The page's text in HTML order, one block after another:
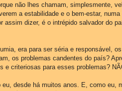
não lhes chamam, simplesmente,
a estabilidade e o bem-estar,
assim dizer, é o intrépido salvador do
era para ser séria e responsável,
os problemas candentes do país?
e criteriosas para esses problemas?
desde há muitos anos. E, como eu,